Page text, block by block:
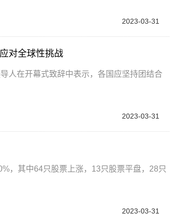
2023-03-31
对全球性挑战
人在开幕式致辞中表示，各国应坚持团结合
2023-03-31
，其中64只股票上涨，13只股票平盘，28只
2023-03-31